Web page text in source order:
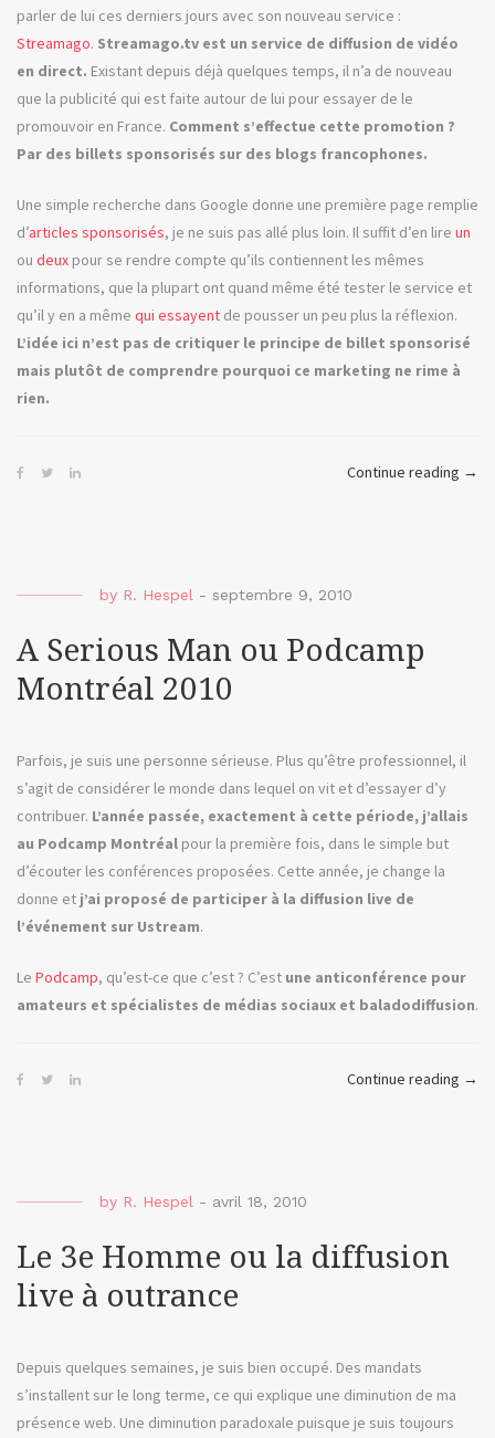
parler de lui ces derniers jours avec son nouveau service :
Streamago. Streamago.tv est un service de diffusion de vidéo
en direct. Existant depuis déjà quelques temps, il n’a de nouveau
que la publicité qui est faite autour de lui pour essayer de le
promouvoir en France. Comment s’effectue cette promotion ?
Par des billets sponsorisés sur des blogs francophones.
Une simple recherche dans Google donne une première page remplie
d’articles sponsorisés, je ne suis pas allé plus loin. Il suffit d’en lire un
ou deux pour se rendre compte qu’ils contiennent les mêmes
informations, que la plupart ont quand même été tester le service et
qu’il y en a même qui essayent de pousser un peu plus la réflexion.
L’idée ici n’est pas de critiquer le principe de billet sponsorisé
mais plutôt de comprendre pourquoi ce marketing ne rime à
rien.
Continue reading « Il
→
by R. Hespel - septembre 9, 2010
A Serious Man ou Podcamp
Montréal 2010
Parfois, je suis une personne sérieuse. Plus qu’être professionnel, il
s’agit de considérer le monde dans lequel on vit et d’essayer d’y
contribuer. L’année passée, exactement à cette période, j’allais
au Podcamp Montréal pour la première fois, dans le simple but
d’écouter les conférences proposées. Cette année, je change la
donne et j’ai proposé de participer à la diffusion live de
l’événement sur Ustream.
Le Podcamp, qu’est-ce que c’est ? C’est une anticonférence pour
amateurs et spécialistes de médias sociaux et baladodiffusion.
Continue reading « A
→
by R. Hespel - avril 18, 2010
Le 3e Homme ou la diffusion
live à outrance
Depuis quelques semaines, je suis bien occupé. Des mandats
s’installent sur le long terme, ce qui explique une diminution de ma
présence web. Une diminution paradoxale puisque je suis toujours